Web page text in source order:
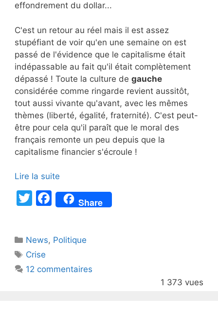
effondrement du dollar...
C'est un retour au réel mais il est assez
stupéfiant de voir qu'en une semaine on est
passé de l'évidence que le capitalisme était
indépassable au fait qu'il était complètement
dépassé ! Toute la culture de gauche
considérée comme ringarde revient aussitôt,
tout aussi vivante qu'avant, avec les mêmes
thèmes (liberté, égalité, fraternité). C'est peut-
être pour cela qu'il paraît que le moral des
français remonte un peu depuis que la
capitalisme financier s'écroule !
Lire la suite
T
er
F
a
e
o
Share
Catégories
News, Politique
Étiquettes
Crise
12 commentaires
1 373 vues